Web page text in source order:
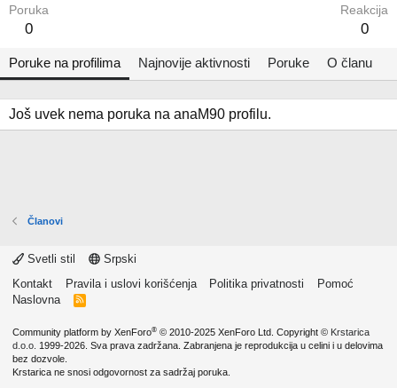
Poruka
0
Reakcija
0
Poruke na profilima Najnovije aktivnosti Poruke O članu
Još uvek nema poruka na anaM90 profilu.
Članovi
Svetli stil
Srpski
Kontakt
Pravila i uslovi korišćenja Politika privatnosti
Pomoć
Naslovna
R
Community platform by XenForo® © 2010-2025 XenForo Ltd. Copyright © Krstarica
d.o.o. 1999-2026. Sva prava zadržana. Zabranjena je reprodukcija u celini i u delovima
bez dozvole.
Krstarica ne snosi odgovornost za sadržaj poruka.